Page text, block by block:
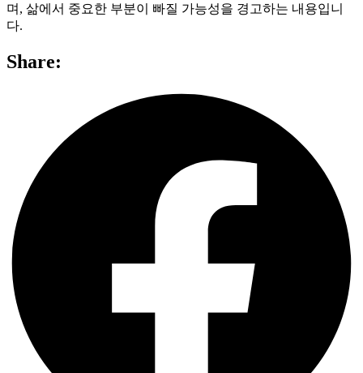
며, 삶에서 중요한 부분이 빠질 가능성을 경고하는 내용입니
다.
Share: